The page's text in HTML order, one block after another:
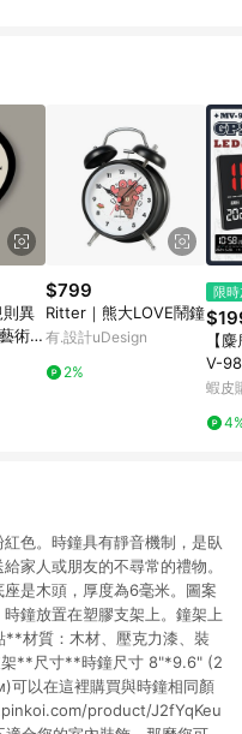
異
術
壁掛
$799
Ritter｜熊大LOVE鬧鐘
有.設計uDesign
2%
限
【
V-
鬧鐘
鐘
蝦皮
色。時鐘具有靜音機制，是臥
家人或朋友的不尋常的禮物。
是木頭，厚度為6毫米。圖案
鐘放置在塑膠支架上。鐘架上
材質：木材、壓克力漆、裝
架**尺寸**時鐘尺寸 8"*9.6" (2
以在這裡購買與時鐘相同顏
product/J2fYqKeu